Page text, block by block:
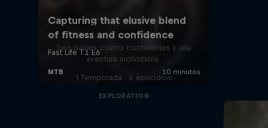
Rob Warner’s Wild Rides
Seis países, cuatro continentes y una
aventura inolvidable.
1 Temporada · 6 episodios
EXPLORATION